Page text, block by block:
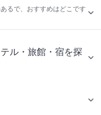
るで、おすすめはどこです
ル・旅館・宿を探